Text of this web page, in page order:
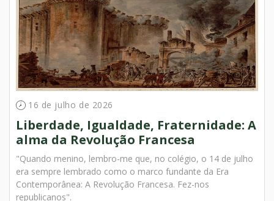
16 de julho de 2026
Liberdade, Igualdade, Fraternidade: A
alma da Revolução Francesa
"Quando menino, lembro-me que, no colégio, o 14 de julho
era sempre lembrado como o marco fundante da Era
Contemporânea: A Revolução Francesa. Fez-nos
republicanos".